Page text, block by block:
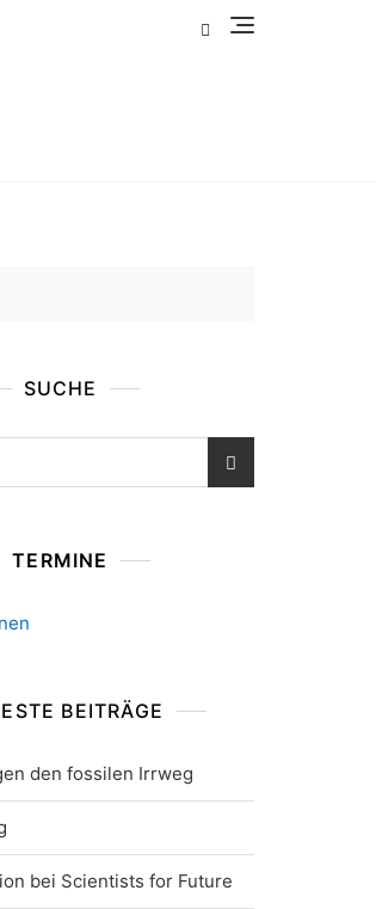
SUCHE
TERMINE
BEITRÄGE
den fossilen Irrweg
bei Scientists for Future